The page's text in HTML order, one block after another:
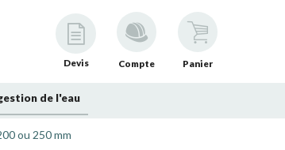
Devis Compte Panier
de l'eau
ou 250 mm